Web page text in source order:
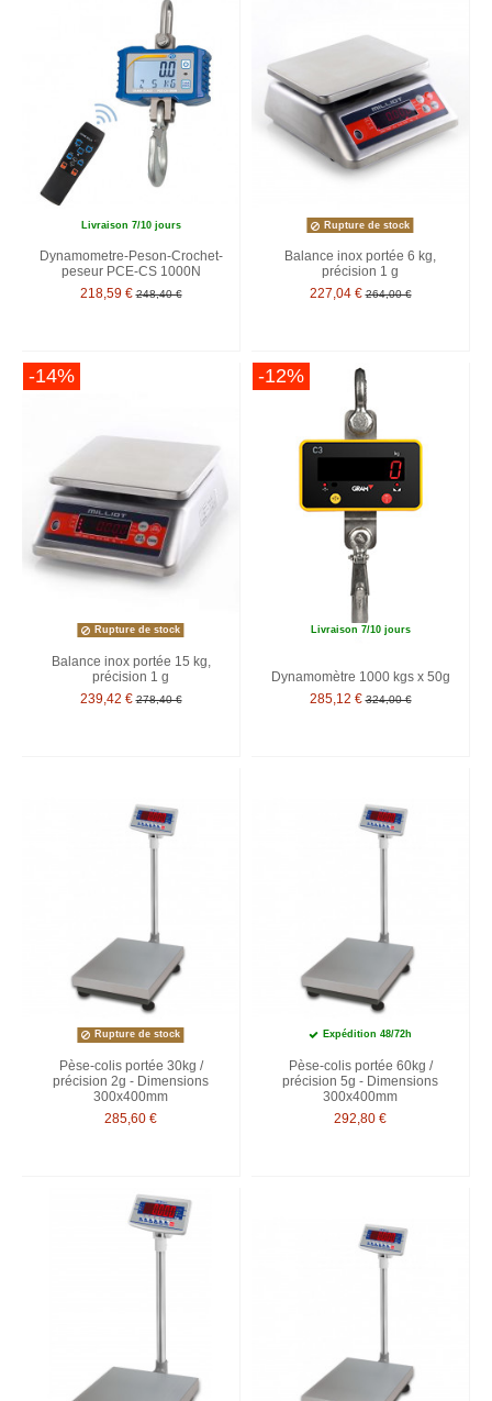
Livraison 7/10 jours
Dynamometre-Peson-Crochet-
peseur PCE-CS 1000N
218,59 € 248,40 €
Rupture de stock
Balance inox portée 6 kg,
précision 1 g
227,04 € 264,00 €
-14%
Rupture de stock
Balance inox portée 15 kg,
précision 1 g
239,42 € 278,40 €
-12%
Livraison 7/10 jours
Dynamomètre 1000 kgs x 50g
285,12 € 324,00 €
Rupture de stock
Pèse-colis portée 30kg /
précision 2g - Dimensions
300x400mm
285,60 €
Expédition 48/72h
Pèse-colis portée 60kg /
précision 5g - Dimensions
300x400mm
292,80 €